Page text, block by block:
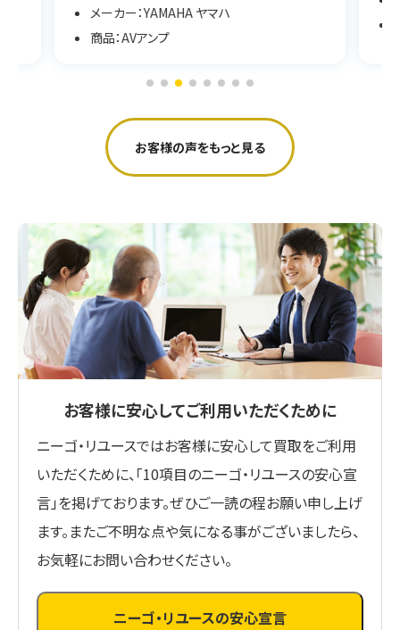
メーカー：YAMAHA ヤマハ
商品：AVアンプ
お客様の声をもっと見る
お客様に安心してご利用いただくために
ニーゴ・リユースではお客様に安心して買取をご利用
いただくために、「10項目のニーゴ・リユースの安心宣
言」を掲げております。ぜひご一読の程お願い申し上げ
ます。またご不明な点や気になる事がございましたら、
お気軽にお問い合わせください。
ニーゴ・リユースの安心宣言